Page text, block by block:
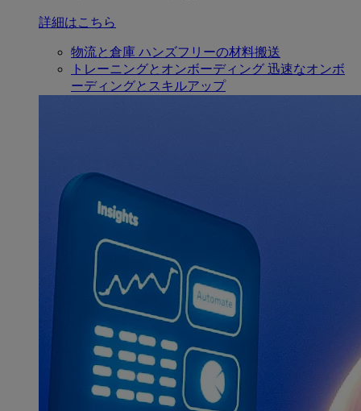
詳細はこちら
物流と倉庫 ハンズフリーの材料搬送
トレーニングとオンボーディング 迅速なオンボ
ーディングとスキルアップ